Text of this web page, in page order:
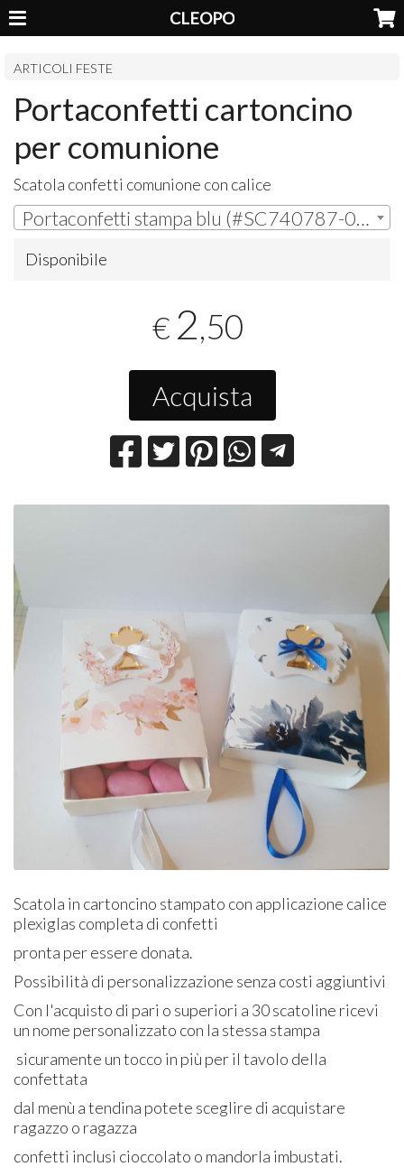
CLEOPO
ARTICOLI FESTE
Portaconfetti cartoncino
per comunione
Scatola confetti comunione con calice
Portaconfetti stampa blu (#SC740787-01) | € 2,50
Disponibile
€ 2,50
Acquista
Scatola in cartoncino stampato con applicazione calice
plexiglas completa di confetti
pronta per essere donata.
Possibilità di personalizzazione senza costi aggiuntivi
Con l'acquisto di pari o superiori a 30 scatoline ricevi
un nome personalizzato con la stessa stampa
sicuramente un tocco in più per il tavolo della
confettata
dal menù a tendina potete sceglire di acquistare
ragazzo o ragazza
confetti inclusi cioccolato o mandorla imbustati.